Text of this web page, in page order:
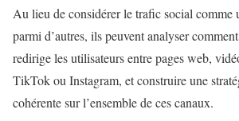
Au lieu de considérer le trafic social comme
parmi d’autres, ils peuvent analyser
redirige les utilisateurs entre pages web,
TikTok ou Instagram, et construire une
cohérente sur l’ensemble de ces canaux.